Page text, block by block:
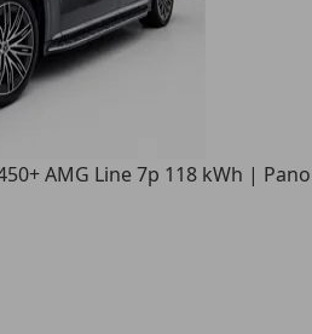
AMG Line 7p 118 kWh | Pano